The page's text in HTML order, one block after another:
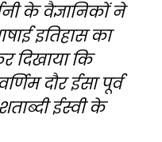
के वैज्ञानिकों ने
इतिहास का
दिखाया कि
दौर ईसा पूर्व
ईस्वी के